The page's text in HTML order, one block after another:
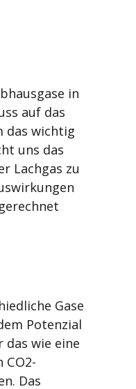
in
auf das
das wichtig
uns das
Lachgas zu
Gase
Potenzial
das wie eine
Das